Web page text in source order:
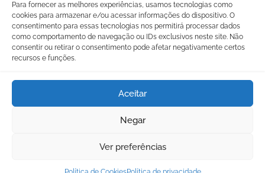
Para fornecer as melhores experiências, usamos tecnologias como
cookies para armazenar e/ou acessar informações do dispositivo. O
consentimento para essas tecnologias nos permitirá processar dados
como comportamento de navegação ou IDs exclusivos neste site. Não
consentir ou retirar o consentimento pode afetar negativamente certos
recursos e funções.
Aceitar
Negar
Ver preferências
Contato
Política de Privacidade
Copyright - Comercial Eduar . Design Zona Zero Inteligência